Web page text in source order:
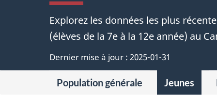
Explorez les données les plus
(élèves de la 7e à la 12e année) au
Dernier mise à jour : 2025-01-31
Population générale Jeunes